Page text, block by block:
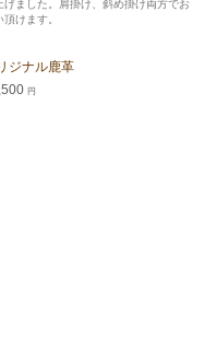
げました。肩掛け、斜め掛け両方でお
頂けます。
ジナル鹿革
円